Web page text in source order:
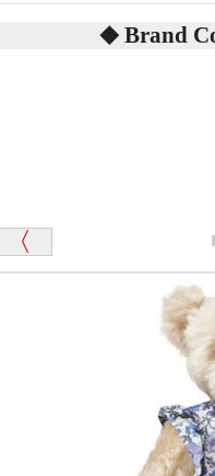
記載しておりますので
ディベアがいます。
「スクエーカー内蔵」
探してみてください。
シュタイフ社製品の
当店はネット販売で
「前に買ったこと
千葉県 U
「ChatGPTを利用し
んを
Brand